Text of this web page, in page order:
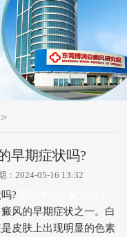
>
早期症状吗?
2024-05-16 13:32
?
风的早期症状之一。白
皮肤上出现明显的色素